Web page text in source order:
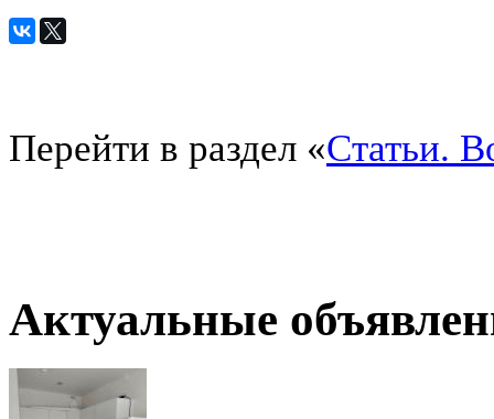
Перейти в раздел «Статьи.
Актуальные